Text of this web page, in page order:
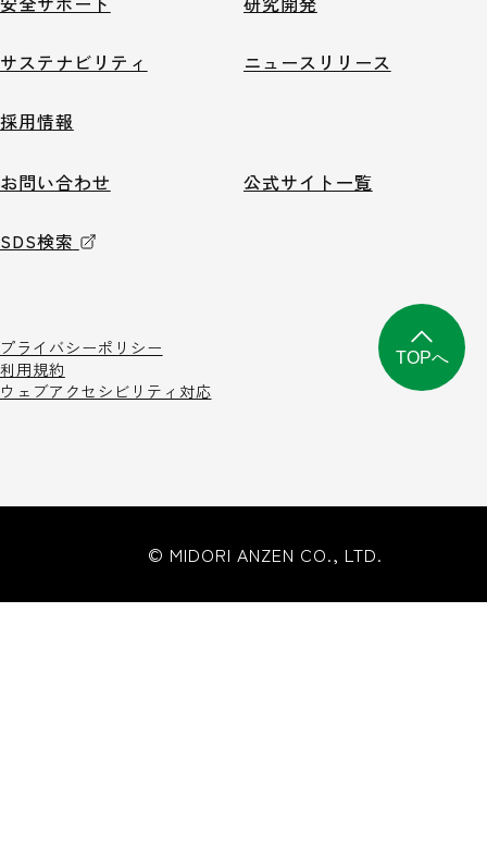
サステナビリティ ニュースリリース
採用情報
お問い合わせ 公式サイト一覧
SDS検索
プライバシーポリシー
利用規約
ウェブアクセシビリティ対応
© MIDORI ANZEN CO., LTD.
TOPへ